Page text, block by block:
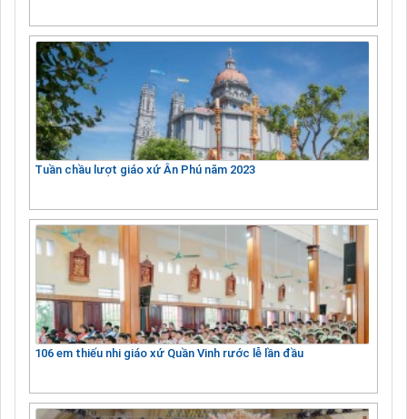
Tuần chầu lượt giáo xứ Ân Phú năm 2023
106 em thiếu nhi giáo xứ Quần Vinh rước lễ lần đầu